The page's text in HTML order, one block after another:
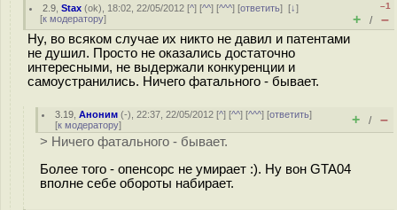
2.9 ,Stax (ok), 18:02, 22/05/2012 [^] [^^] [^^^] [ответить][↓]
[к модератору]
–1
+ / –
Ну, во всяком случае их никто не давил и патентами
не душил. Просто не оказались достаточно
интересными, не выдержали конкуренции и
самоустранились. Ничего фатального - бывает.
3.19 ,Аноним (-), 22:37, 22/05/2012 [^] [^^] [^^^] [ответить]
[к модератору] + / –
> Ничего фатального - бывает.
Более того - опенсорс не умирает :). Ну вон GTA04
вполне себе обороты набирает.